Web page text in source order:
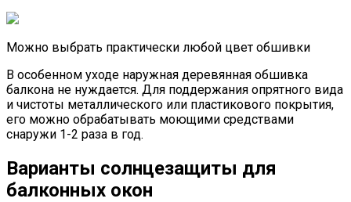
Можно выбрать практически любой цвет обшивки
В особенном уходе наружная деревянная обшивка
балкона не нуждается. Для поддержания опрятного вида
и чистоты металлического или пластикового покрытия,
его можно обрабатывать моющими средствами
снаружи 1-2 раза в год.
Варианты солнцезащиты для
балконных окон